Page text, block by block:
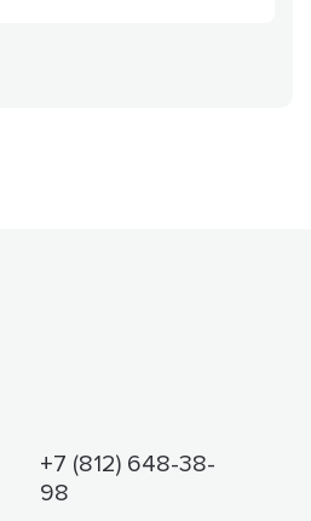
+7 (812) 648-38-
98